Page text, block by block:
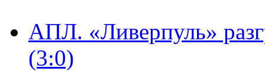
АПЛ. «Ливерпуль»
(3:0)